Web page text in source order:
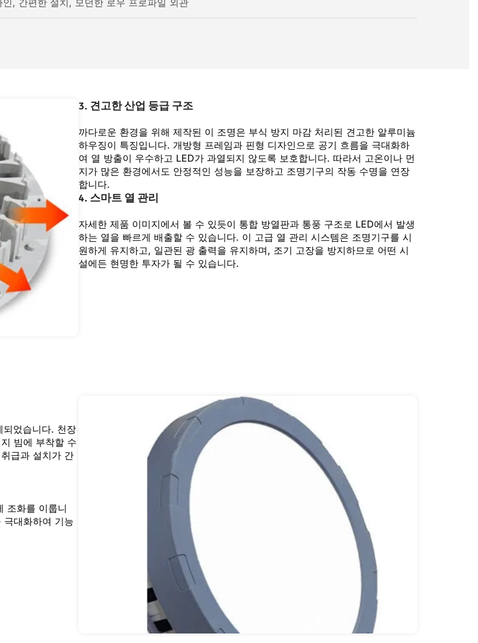
, 간편한 설치, 모던한 로우 프로파일 외관
3. 견고한 산업 등급 구조
까다로운 환경을 위해 제작된 이 조명은 부식 방지 마감 처리된 견고한 알루미늄
하우징이 특징입니다. 개방형 프레임과 핀형 디자인으로 공기 흐름을 극대화하
여 열 방출이 우수하고 LED가 과열되지 않도록 보호합니다. 따라서 고온이나 먼
지가 많은 환경에서도 안정적인 성능을 보장하고 조명기구의 작동 수명을 연장
합니다.
4. 스마트 열 관리
자세한 제품 이미지에서 볼 수 있듯이 통합 방열판과 통풍 구조로 LED에서 발생
하는 열을 빠르게 배출할 수 있습니다. 이 고급 열 관리 시스템은 조명기구를 시
원하게 유지하고, 일관된 광 출력을 유지하며, 조기 고장을 방지하므로 어떤 시
설에든 현명한 투자가 될 수 있습니다.
었습니다. 천장
빔에 부착할 수
급과 설치가 간
조화를 이룹니
대화하여 기능